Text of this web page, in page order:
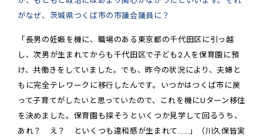
がなぜ、茨城県つくば市の市議会議員に？
「長男の妊娠を機に、職場のある東京都の千代田区に引っ越
し、次男が生まれてからも千代田区で子ども2人を保育園に預
け、共働きをしていました。でも、昨今の状況により、夫婦と
もに完全テレワークに移行したんです。いつかはつくば市に戻
って子育てがしたいと思っていたので、これを機にUターン移住
を決めました。保育園も探そうといくつか見学して回るうち、
あれ？ え？ といくつも違和感が生まれて……」（川久保皆実